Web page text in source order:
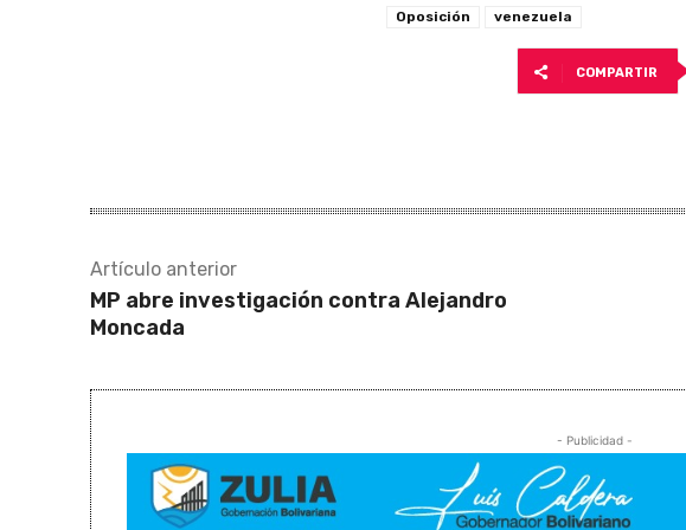
Oposición
venezuela
COMPARTIR
Artículo anterior
MP abre investigación contra Alejandro
Moncada
- Publicidad -